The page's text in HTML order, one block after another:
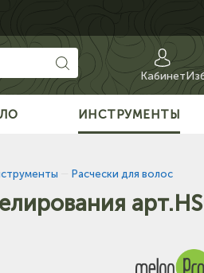
Кабинет
ИНСТРУМЕНТЫ
Расчески для волос